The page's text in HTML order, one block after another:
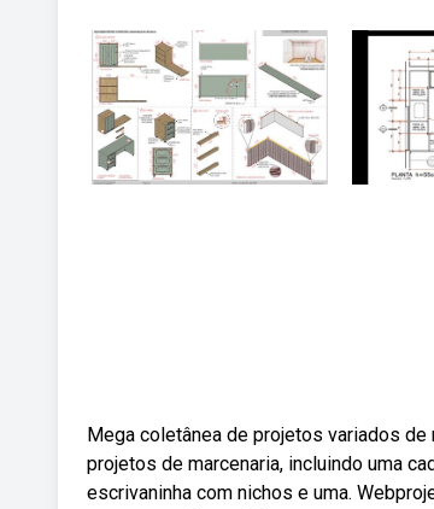
Mega coletânea de projetos variados
projetos de marcenaria, incluindo uma
escrivaninha com nichos e uma.